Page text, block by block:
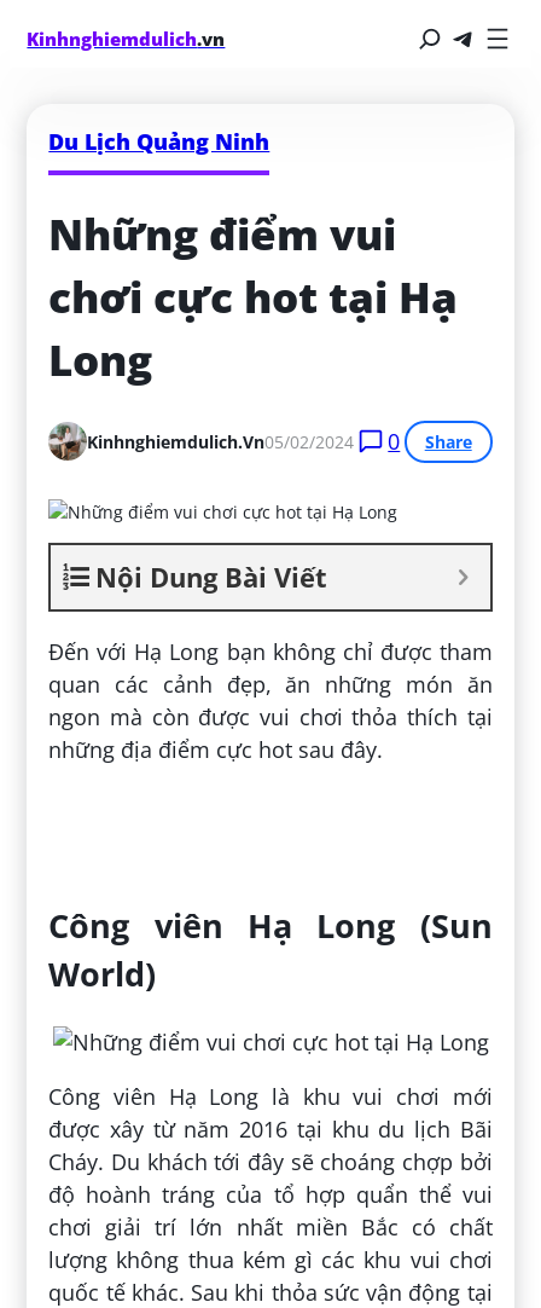
Kinhnghiemdulich.vn
Du Lịch Quảng Ninh
Những điểm vui
chơi cực hot tại Hạ
Long
Kinhnghiemdulich.vn05/02/2024 0 Share
Nội Dung Bài Viết
Đến với Hạ Long bạn không chỉ được tham
quan các cảnh đẹp, ăn những món ăn
ngon mà còn được vui chơi thỏa thích tại
những địa điểm cực hot sau đây.
Công viên Hạ Long (Sun
World)
Công viên Hạ Long là khu vui chơi mới
được xây từ năm 2016 tại khu du lịch Bãi
Cháy. Du khách tới đây sẽ choáng chợp bởi
độ hoành tráng của tổ hợp quẩn thể vui
chơi giải trí lớn nhất miền Bắc có chất
lượng không thua kém gì các khu vui chơi
quốc tế khác. Sau khi thỏa sức vận động tại